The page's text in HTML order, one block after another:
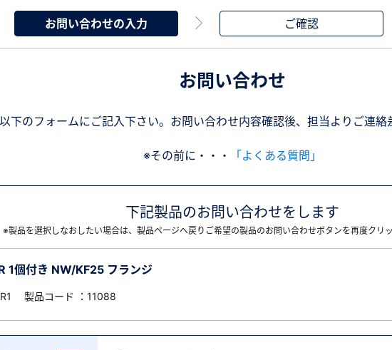
お問い合わせの入力 ご確認
お問い合わせ
以下のフォームにご記入下さい。お問い合わせ内容確認後、担当よりご連絡
※その前に・・・ 「よくある質問」
下記製品のお問い合わせをします
※製品を選択しなおしたい場合は、製品ページへ戻りご希望の製品のお問い合わせボタンを再度クリ
1個付き NW/KF25 フランジ
製品コード ：11088